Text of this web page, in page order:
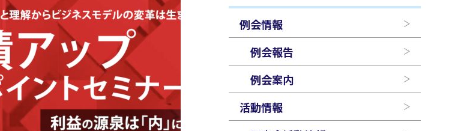
例会情報
例会報告
例会案内
活動情報